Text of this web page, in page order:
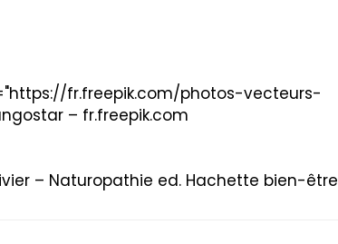
fr.freepik.com/photos-vecteurs-
– fr.freepik.com
– Naturopathie ed. Hachette bien-être